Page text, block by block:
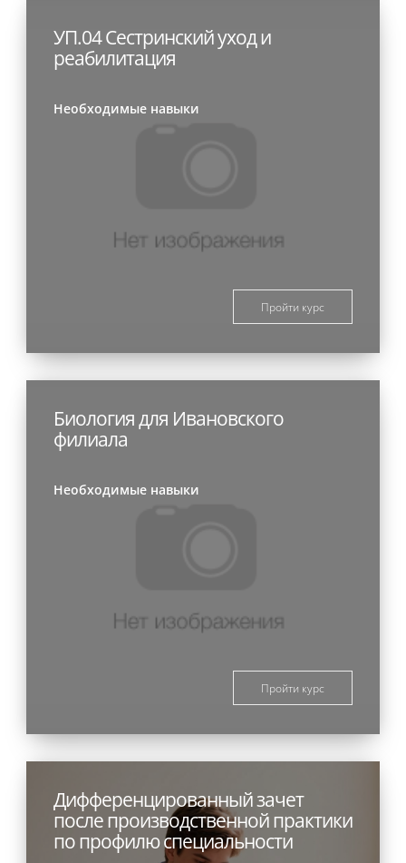
УП.04 Сестринский уход и
реабилитация
Необходимые навыки
Пройти курс
Биология для Ивановского
филиала
Необходимые навыки
Пройти курс
Дифференцированный зачет
после производственной практики
по профилю специальности